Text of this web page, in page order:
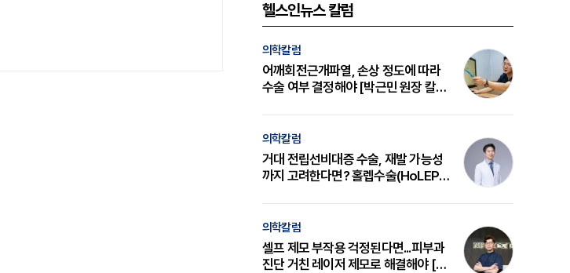
헬스인뉴스 칼럼
의학칼럼
어깨회전근개파열, 손상 정도에 따라
수술 여부 결정해야 [박근민 원장 칼
의학칼럼
거대 전립선비대증 수술, 재발 가능성
까지 고려한다면? 홀렙수술(HoLEP)
의학칼럼
셀프 제모 부작용 걱정된다면...피부과
진단 거친 레이저 제모로 해결해야 [변